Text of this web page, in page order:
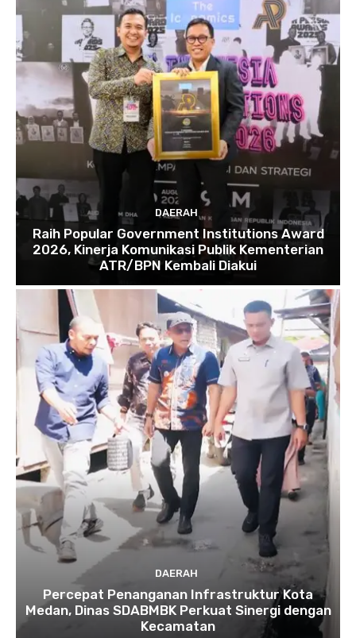
DAERAH
Raih Popular Government Institutions Award
2026, Kinerja Komunikasi Publik Kementerian
ATR/BPN Kembali Diakui
DAERAH
Percepat Penanganan Infrastruktur Kota
Medan, Dinas SDABMBK Perkuat Sinergi dengan
Kecamatan